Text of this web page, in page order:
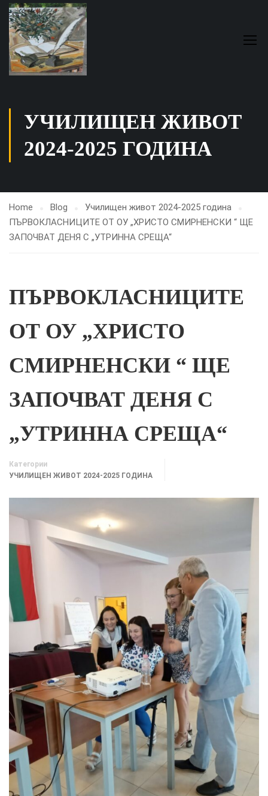
УЧИЛИЩЕН ЖИВОТ
2024-2025 ГОДИНА
Home Blog
Училищен живот 2024-2025 година
ПЪРВОКЛАСНИЦИТЕ ОТ ОУ „ХРИСТО СМИРНЕНСКИ “ ЩЕ
ЗАПОЧВАТ ДЕНЯ С „УТРИННА СРЕЩА“
ПЪРВОКЛАСНИЦИТЕ
ОТ ОУ „ХРИСТО
СМИРНЕНСКИ “ ЩЕ
ЗАПОЧВАТ ДЕНЯ С
„УТРИННА СРЕЩА“
Категории
УЧИЛИЩЕН ЖИВОТ 2024-2025 ГОДИНА